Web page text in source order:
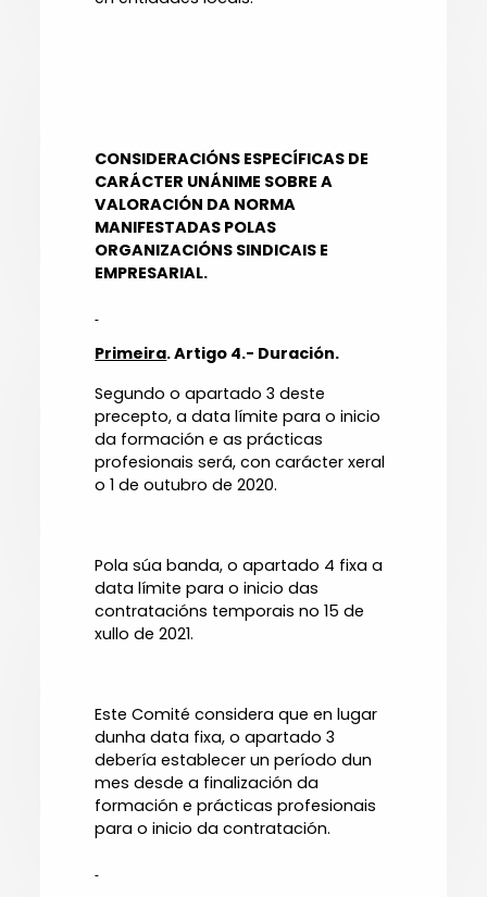
CONSIDERACIÓNS ESPECÍFICAS DE
CARÁCTER UNÁNIME SOBRE A
VALORACIÓN DA NORMA
MANIFESTADAS POLAS
ORGANIZACIÓNS SINDICAIS E
EMPRESARIAL.
Primeira. Artigo 4.- Duración.
Segundo o apartado 3 deste
precepto, a data límite para o inicio
da formación e as prácticas
profesionais será, con carácter xeral
o 1 de outubro de 2020.
Pola súa banda, o apartado 4 fixa a
data límite para o inicio das
contratacións temporais no 15 de
xullo de 2021.
Este Comité considera que en lugar
dunha data fixa, o apartado 3
debería establecer un período dun
mes desde a finalización da
formación e prácticas profesionais
para o inicio da contratación.